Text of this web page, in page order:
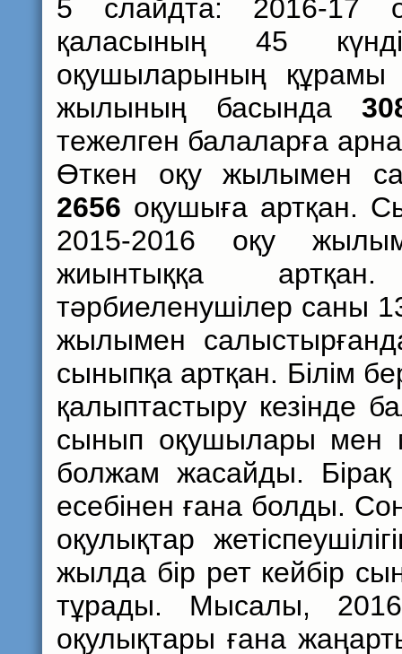
5 слайдта: 2016-17
қаласының 45
оқушыларының
жылының басында
тежелген балаларға
Өткен оқу жылымен
2656 оқушыға артқан.
2015-2016 оқу
жиынтыққа
тәрбиеленушілер саны
жылымен
сыныпқа артқан. Білім
қалыптастыру кезінде
сынып оқушылары мен
болжам жасайды.
есебінен ғана болды.
оқулықтар
жылда бір рет кейбір
тұрады. Мысалы,
оқулықтары ғана